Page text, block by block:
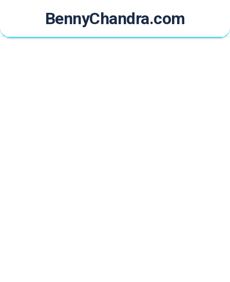
content
BennyChandra.com